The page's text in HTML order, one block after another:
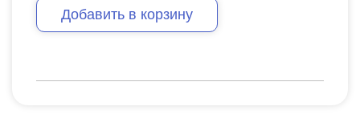
Добавить в корзину